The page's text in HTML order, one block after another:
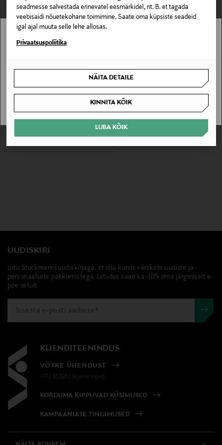
seadmesse salvestada erinevatel eesmärkidel, nt. B. et tagada
veebisaidi nõuetekohane toimimine. Saate oma küpsiste seadeid
igal ajal muuta selle lehe allosas.
Privaatsuspoliitika
NÄITA DETAILE
KINNITA KÕIK
LUBA KÕIK
59,00 €
UUDISKIRI
Liitu Stockmanni uudiskirjaga, et olla kursis värskete uudiste ja
personaalsete pakkumistega. Liitudes saad ka -10% oma järgmiselt e-
poe ostult.
KLIENDITEENINDUS
VÕTKE ÜHENDUST
+372 6339539(pvm/mpm)
KORDUMA KIPPUVAD KÜSIMUSED
KAMPAANIATE TINGIMUSED
Stockmann pole Sinu riigis saadaval.
SAAN ARU